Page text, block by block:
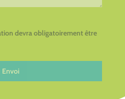
devra obligatoirement être
Envoi